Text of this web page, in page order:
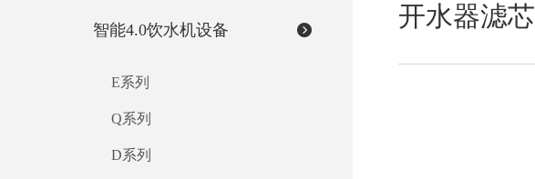
智能4.0饮水机设备
E系列
Q系列
D系列
开水器滤芯